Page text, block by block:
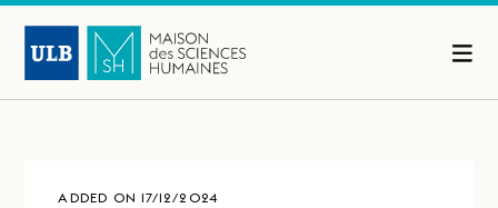
ADDED ON 17/12/2024